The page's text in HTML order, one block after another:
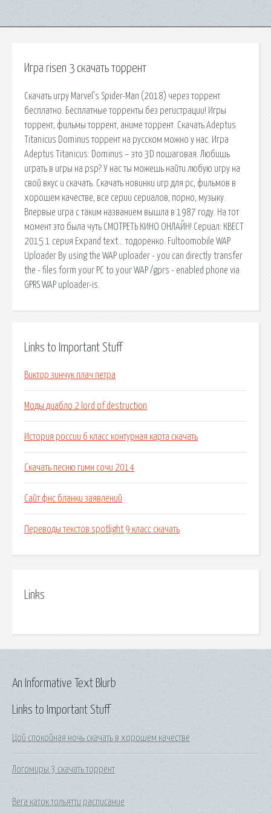
Игра risen 3 скачать торрент
Скачать игру Marvel’s Spider-Man (2018) через торрент
бесплатно. Бесплатные торренты без регистрации! Игры
торрент, фильмы торрент, аниме торрент. Скачать Adeptus
Titanicus Dominus торрент на русском можно у нас. Игра
Adeptus Titanicus: Dominus – это 3D пошаговая. Любишь
играть в игры на psp? У нас ты можешь найти любую игру на
свой вкус и скачать. Скачать новинки игр для pc, фильмов в
хорошем качестве, все серии сериалов, порно, музыку.
Впервые игра с таким названием вышла в 1987 году. На тот
момент это была чуть СМОТРЕТЬ КИНО ОНЛАЙН! Сериал: КВЕСТ
2015 1 серия Expand text… тодоренко. Fultoomobile WAP
Uploader By using the WAP uploader - you can directly transfer
the - files form your PC to your WAP /gprs - enabled phone via
GPRS WAP uploader-is.
Links to Important Stuff
Виктор зинчук плач петра
Моды диабло 2 lord of destruction
История россии 6 класс контурная карта скачать
Скачать песню гимн сочи 2014
Сайт фнс бланки заявлений
Переводы текстов spotlight 9 класс скачать
Links
Links to Important Stuff
Цой спокойная ночь скачать в хорошем качестве
Логомиры 3 скачать торрент
Вега каток тольятти расписание
An Informative Text Blurb